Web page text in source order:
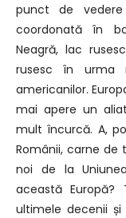
punct de
coordonată în
Neagră, lac
rusesc în urma
americanilor.
mai apere un
mult încurcă. A,
Românii, carne de
noi de la
această
ultimele decenii